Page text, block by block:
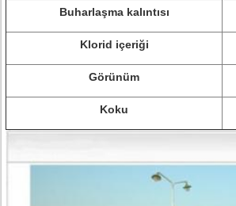
Buharlaşma kalıntısı
Klorid içeriği
Görünüm
Koku